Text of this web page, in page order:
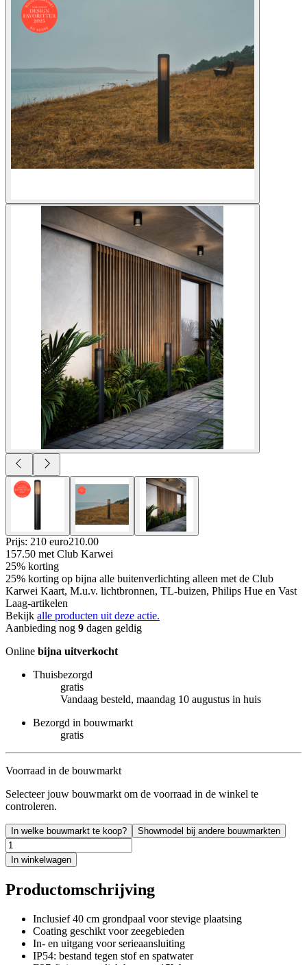
Prijs: 210 euro210.00
157.50 met Club Karwei
25% korting
25% korting op bijna alle buitenverlichting alleen met de Club
Karwei Kaart, M.u.v. lichtbronnen, TL-buizen, Philips Hue en Vast
Laag-artikelen
Bekijk alle producten uit deze actie.
Aanbieding nog 9 dagen geldig
Online bijna uitverkocht
Thuisbezorgd
gratis
Vandaag besteld, maandag 10 augustus in huis
Bezorgd in bouwmarkt
gratis
Voorraad in de bouwmarkt
Selecteer jouw bouwmarkt om de voorraad in de winkel te
controleren.
In welke bouwmarkt te koop? Showmodel bij andere bouwmarkten
In winkelwagen
Productomschrijving
Inclusief 40 cm grondpaal voor stevige plaatsing
Coating geschikt voor zeegebieden
In- en uitgang voor serieaansluiting
IP54: bestand tegen stof en spatwater